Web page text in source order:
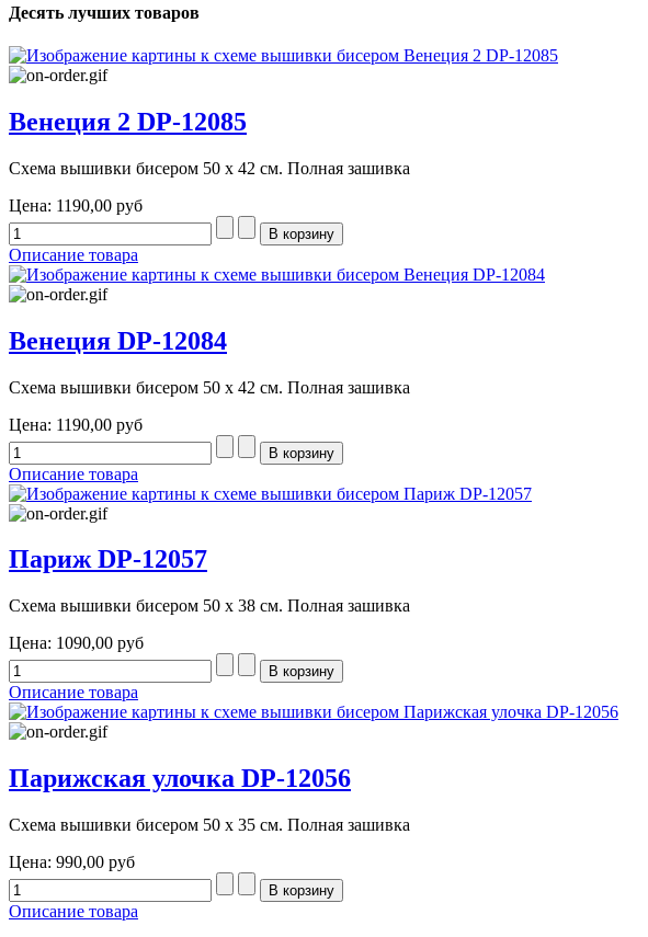
Десять лучших товаров
Венеция 2 DP-12085
Схема вышивки бисером 50 х 42 см. Полная зашивка
Цена: 1190,00 руб
Описание товара
Венеция DP-12084
Схема вышивки бисером 50 х 42 см. Полная зашивка
Цена: 1190,00 руб
Описание товара
Париж DP-12057
Схема вышивки бисером 50 х 38 см. Полная зашивка
Цена: 1090,00 руб
Описание товара
Парижская улочка DP-12056
Схема вышивки бисером 50 х 35 см. Полная зашивка
Цена: 990,00 руб
Описание товара